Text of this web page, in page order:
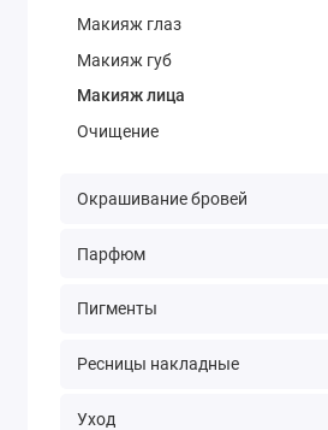
Макияж глаз
Макияж губ
Макияж лица
Очищение
Окрашивание бровей
Парфюм
Пигменты
Ресницы накладные
Уход